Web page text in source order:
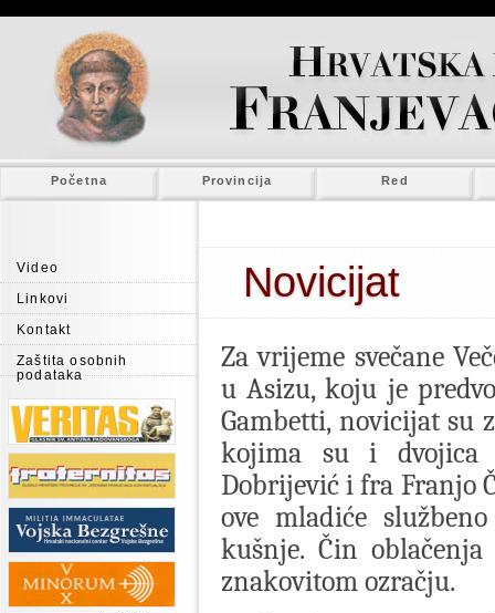
Početna Provincija Red
Video
Linkovi
Kontakt
Zaštita osobnih
podataka
Novicijat
Za vrijeme svečane
u Asizu, koju je
Gambetti, novicijat su
kojima su i dvojica
Dobrijević i fra Franjo
ove mladiće
kušnje. Čin
znakovitom ozračju.